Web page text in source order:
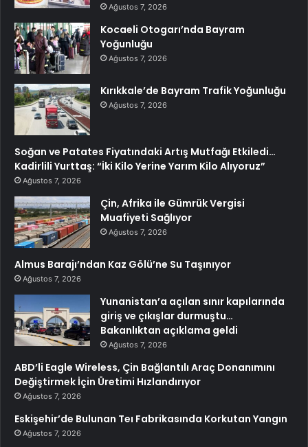
Ağustos 7, 2026
Kocaeli Otogarı’nda Bayram
Yoğunluğu
Ağustos 7, 2026
Kırıkkale’de Bayram Trafik Yoğunluğu
Ağustos 7, 2026
Soğan ve Patates Fiyatındaki Artış Mutfağı Etkiledi…
Kadirlili Yurttaş: “İki Kilo Yerine Yarım Kilo Alıyoruz”
Ağustos 7, 2026
Çin, Afrika ile Gümrük Vergisi
Muafiyeti Sağlıyor
Ağustos 7, 2026
Almus Barajı’ndan Kaz Gölü’ne Su Taşınıyor
Ağustos 7, 2026
Yunanistan’a açılan sınır kapılarında
giriş ve çıkışlar durmuştu…
Bakanlıktan açıklama geldi
Ağustos 7, 2026
ABD’li Eagle Wireless, Çin Bağlantılı Araç Donanımını
Değiştirmek İçin Üretimi Hızlandırıyor
Ağustos 7, 2026
Eskişehir’de Bulunan Teı Fabrikasında Korkutan Yangın
Ağustos 7, 2026